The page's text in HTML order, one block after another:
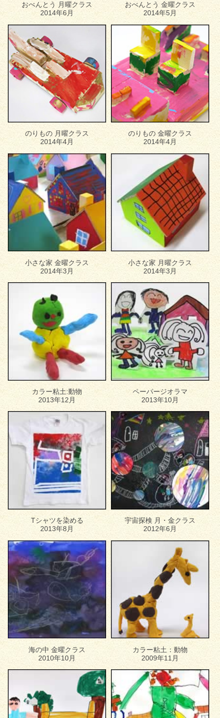
おべんとう 月曜クラス
2014年6月
おべんとう 金曜クラス
2014年5月
のりもの 月曜クラス
2014年4月
のりもの 金曜クラス
2014年4月
小さな家 金曜クラス
2014年3月
小さな家 月曜クラス
2014年3月
カラー粘土:動物
2013年12月
ペーパージオラマ
2013年10月
Tシャツを染める
2013年8月
宇宙探検 月・金クラス
2012年6月
海の中 金曜クラス
2010年10月
カラー粘土：動物
2009年11月